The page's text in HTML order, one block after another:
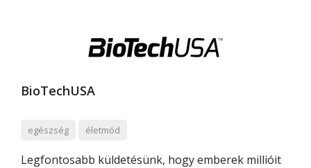
BioTechUSA
egészség életmód
Legfontosabb küldetésünk, hogy emberek millióit